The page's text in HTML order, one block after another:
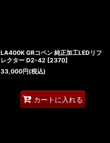
LA400K GRコペン 純正加工LEDリフ
レクター D2-42 [2370]
33,000円(税込)
カートに入れる